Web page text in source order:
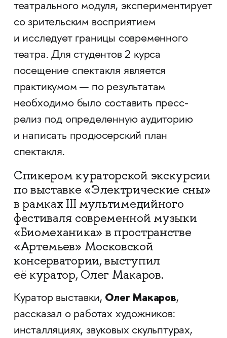
театрального модуля, экспериментирует
со зрительским восприятием
и исследует границы современного
театра. Для студентов 2 курса
посещение спектакля является
практикумом — по результатам
необходимо было составить пресс-
релиз под определенную аудиторию
и написать продюсерский план
спектакля.
Спикером кураторской экскурсии
по выставке «Электрические сны»
в рамках III мультимедийного
фестиваля современной музыки
«Биомеханика» в пространстве
«Артемьев» Московской
консерватории, выступил
её куратор, Олег Макаров.
Куратор выставки, Олег Макаров,
рассказал о работах художников:
инсталляциях, звуковых скульптурах,